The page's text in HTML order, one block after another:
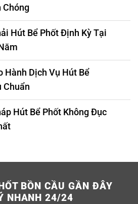
Chóng
Hút Bể Phốt Định Kỳ Tại
Hành Dịch Vụ Hút Bể
Chuẩn
Hút Bể Phốt Không Đục
BỒN CẦU GẦN ĐÂY
NHANH 24/24